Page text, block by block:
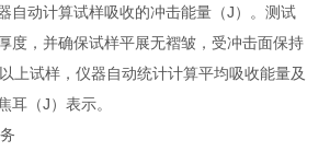
自动计算试样吸收的冲击能量（J）。测试
度，并确保试样平展无褶皱，受冲击面保持
上试样，仪器自动统计计算平均吸收能量及
耳（J）表示。